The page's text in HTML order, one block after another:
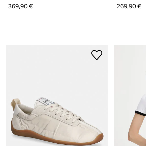
369,90 € 269,90 €